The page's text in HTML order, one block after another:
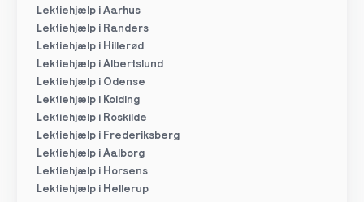
Lektiehjælp i Aarhus
Lektiehjælp i Randers
Lektiehjælp i Hillerød
Lektiehjælp i Albertslund
Lektiehjælp i Odense
Lektiehjælp i Kolding
Lektiehjælp i Roskilde
Lektiehjælp i Frederiksberg
Lektiehjælp i Aalborg
Lektiehjælp i Horsens
Lektiehjælp i Hellerup